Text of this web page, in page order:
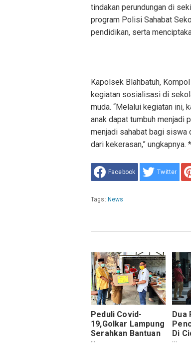
tindakan perundungan di
program Polisi Sahabat
pendidikan, serta
Kapolsek Blahbatuh,
kegiatan sosialisasi di
muda. “Melalui kegiatan ini,
anak dapat tumbuh menjadi
menjadi sahabat bagi siswa
dari kekerasan,” ungkapnya.
Facebook Twitter
Tags: News
Peduli Covid-
19,Golkar Lampung
Serahkan Bantuan
Alat Pelindung.
Dua
Di